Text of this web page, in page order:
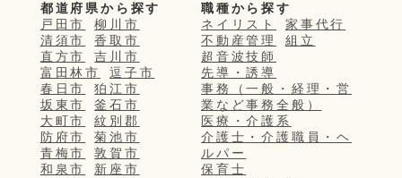
都道府県から探す
戸田市
柳川市
清須市
香取市
直方市
吉川市
富田林市
逗子市
春日市
狛江市
坂東市
釜石市
大町市
紋別郡
防府市
菊池市
青梅市
敦賀市
和泉市
新座市
職種から探す
ネイリスト
家事代行
不動産管理
組立
超音波技師
先導・誘導
事務（一般・経理・営
業など事務全般）
医療・介護系
介護士・介護職員・ヘ
ルパー
保育士